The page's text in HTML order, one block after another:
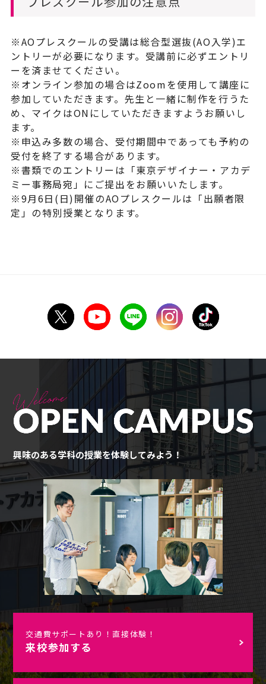
※AOプレスクールの受講は総合型選抜(AO入学)エ
ントリーが必要になります。受講前に必ずエントリ
ーを済ませてください。
※オンライン参加の場合はZoomを使用して講座に
参加していただきます。先生と一緒に制作を行うた
め、マイクはONにしていただきますようお願いし
ます。
※申込み多数の場合、受付期間中であっても予約の
受付を終了する場合があります。
※書類でのエントリーは「東京デザイナー・アカデ
ミー事務局宛」にご提出をお願いいたします。
※9月6日(日)開催のAOプレスクールは「出願者限
定」の特別授業となります。
興味のある学科の授業を体験してみよう！
交通費サポートあり！直接体験！
来校参加する